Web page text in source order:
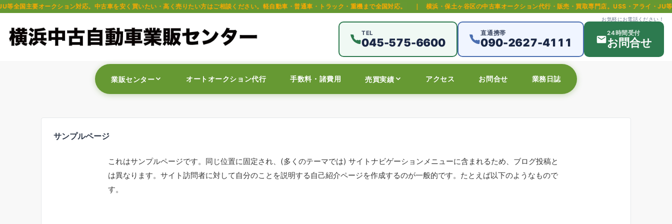
対応。中古車を安く買いたい・高く売りたい方はご相談ください。軽自動車・普通車・トラック・重機まで全国対応。 ｜横浜・保土ヶ谷区の中古車オークション代行・販売・買取専門店。USS・アライ・JU等全国主要オークシ
お気軽にお電話ください！
TEL
045-575-6600
直通携帯
090-2627-4111
24時間受付
お問合せ
業販センター オートオークション代行 手数料・諸費用 売買実績 アクセス お問合せ 業務日誌
サンプルページ
これはサンプルページです。同じ位置に固定され、(多くのテーマでは) サイトナビゲーションメニューに含まれるため、ブログ投稿と
は異なります。サイト訪問者に対して自分のことを説明する自己紹介ページを作成するのが一般的です。たとえば以下のようなもので
す。